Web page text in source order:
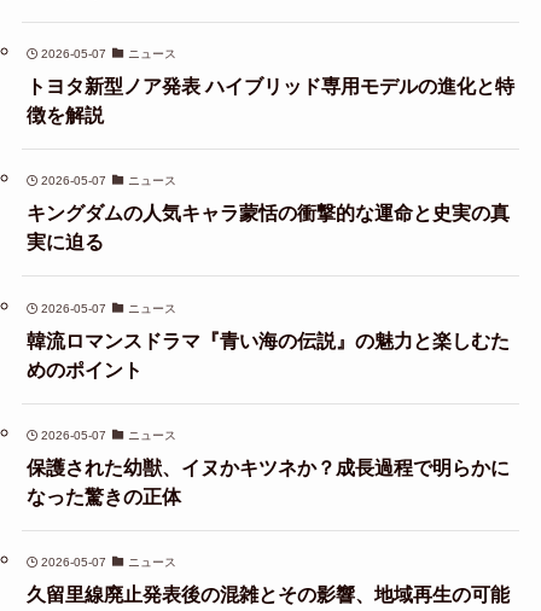
2026-05-07 ニュース
トヨタ新型ノア発表 ハイブリッド専用モデルの進化と特
徴を解説
2026-05-07 ニュース
キングダムの人気キャラ蒙恬の衝撃的な運命と史実の真
実に迫る
2026-05-07 ニュース
韓流ロマンスドラマ『青い海の伝説』の魅力と楽しむた
めのポイント
2026-05-07 ニュース
保護された幼獣、イヌかキツネか？成長過程で明らかに
なった驚きの正体
2026-05-07 ニュース
久留里線廃止発表後の混雑とその影響、地域再生の可能